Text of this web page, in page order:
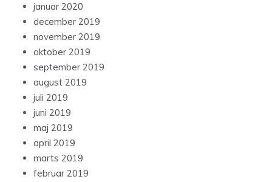
januar 2020
december 2019
november 2019
oktober 2019
september 2019
august 2019
juli 2019
juni 2019
maj 2019
april 2019
marts 2019
februar 2019